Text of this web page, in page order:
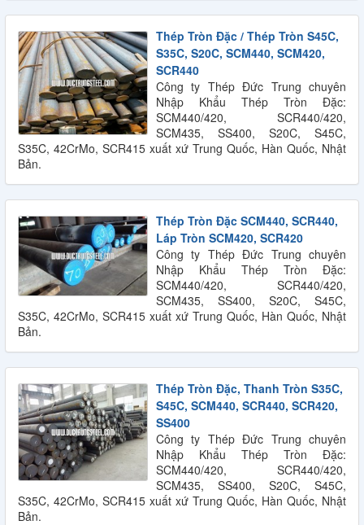
Thép Tròn Đặc / Thép Tròn S45C,
S35C, S20C, SCM440, SCM420,
SCR440
Công ty Thép Đức Trung chuyên
Nhập Khẩu Thép Tròn Đặc:
SCM440/420, SCR440/420,
SCM435, SS400, S20C, S45C,
S35C, 42CrMo, SCR415 xuất xứ Trung Quốc, Hàn Quốc, Nhật
Bản.
Thép Tròn Đặc SCM440, SCR440,
Láp Tròn SCM420, SCR420
Công ty Thép Đức Trung chuyên
Nhập Khẩu Thép Tròn Đặc:
SCM440/420, SCR440/420,
SCM435, SS400, S20C, S45C,
S35C, 42CrMo, SCR415 xuất xứ Trung Quốc, Hàn Quốc, Nhật
Bản.
Thép Tròn Đặc, Thanh Tròn S35C,
S45C, SCM440, SCR440, SCR420,
SS400
Công ty Thép Đức Trung chuyên
Nhập Khẩu Thép Tròn Đặc:
SCM440/420, SCR440/420,
SCM435, SS400, S20C, S45C,
S35C, 42CrMo, SCR415 xuất xứ Trung Quốc, Hàn Quốc, Nhật
Bản.